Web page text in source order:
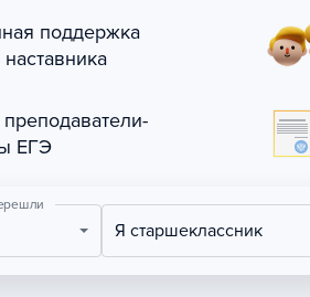
поддержка
ЕГЭ
Я старшеклассник